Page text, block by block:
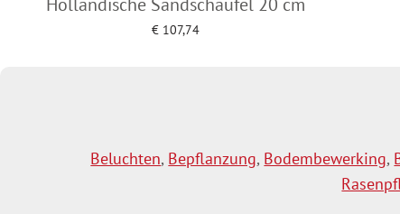
€ 107,74
Beluchten, Bepflanzung, Bodembewerking,